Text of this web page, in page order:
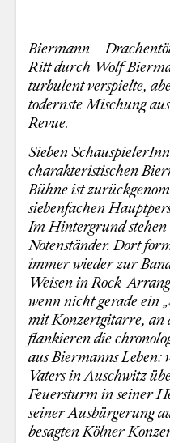
Biermann –
Ritt durch Wolf
turbulent verspielte,
todernste Mischung
Revue.
Sieben
charakteristischen
Bühne ist
siebenfachen
Im Hintergrund
Notenständer. Dort
immer wieder zur
Weisen in Rock-
wenn nicht gerade ein
mit Konzertgitarre,
flankieren die
aus Biermanns Leben:
Vaters in Auschwitz
Feuersturm in seiner
seiner Ausbürgerung
besagten Kölner